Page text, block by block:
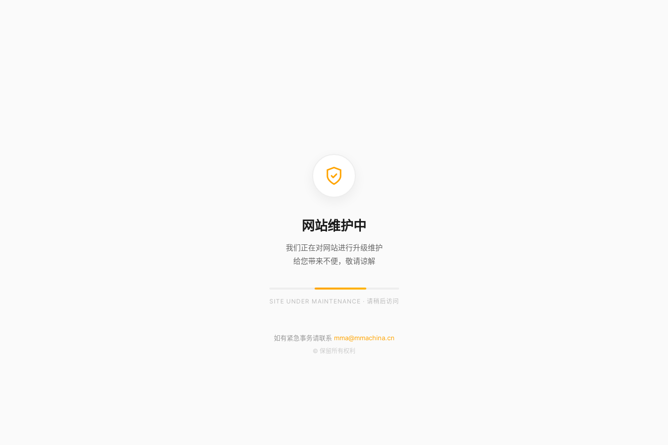
网站维护中
我们正在对网站进行升级维护
给您带来不便，敬请谅解
SITE UNDER MAINTENANCE · 请稍后访问
如有紧急事务请联系 mma@mmachina.cn
© 保留所有权利